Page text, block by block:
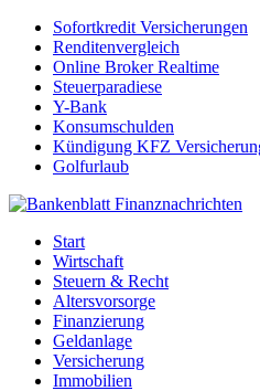
Sofortkredit Versicherungen
Renditenvergleich
Online Broker Realtime
Steuerparadiese
Y-Bank
Konsumschulden
Kündigung KFZ
Golfurlaub
Start
Wirtschaft
Steuern & Recht
Altersvorsorge
Finanzierung
Geldanlage
Versicherung
Immobilien